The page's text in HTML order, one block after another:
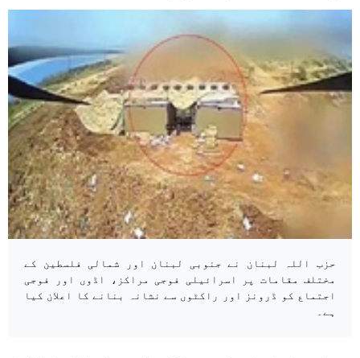
حزب اللہ لبنان نے جنوبی لبنان اور شمالی فلسطین کے
مختلف مقامات پر اسرائیلی فوجی مراکز، اڈوں اور فوجی
اجتماع کو ڈرونز اور راکٹوں سے نشانہ بنانے کا اعلان کیا
ہے۔